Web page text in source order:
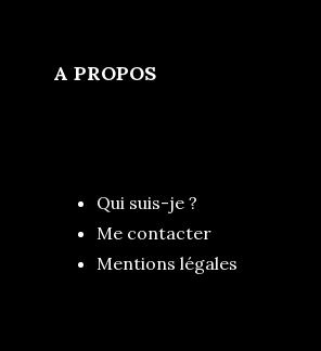
A PROPOS
Qui suis-je ?
Me contacter
Mentions légales